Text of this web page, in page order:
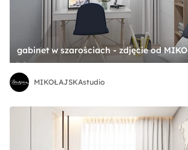
gabinet w szarościach - zdjęcie od
MIKOŁAJSKAstudio